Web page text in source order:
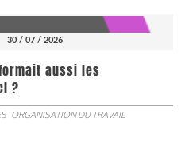
30 / 07 / 2026
aussi les
?
ORGANISATION DU TRAVAIL